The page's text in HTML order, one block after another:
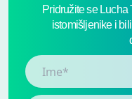
Pridružite se
istomišljenike i